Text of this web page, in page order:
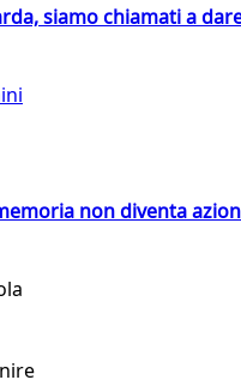
siamo chiamati a
non diventa